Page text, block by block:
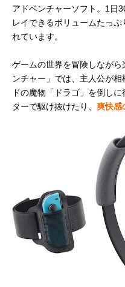
アドベンチャーソフト。1日
レイできるボリュームたっ
れています。
ゲームの世界を冒険しなが
ンチャー」では、主人公が
ドの魔物「ドラゴ」を倒し
ターで駆け抜けたり、 爽快感